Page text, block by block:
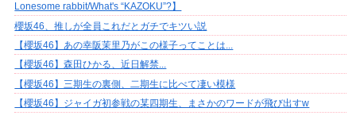
Lonesome rabbit/What's “KAZOKU”?】
櫻坂46、推しが全員これだとガチでキツい説
【櫻坂46】あの幸阪茉里乃がこの様子ってことは...
【櫻坂46】森田ひかる、近日解禁...
【櫻坂46】三期生の裏側、二期生に比べて凄い模様
【櫻坂46】ジャイガ初参戦の某四期生、まさかのワードが飛び出すw